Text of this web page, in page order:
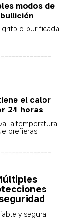
modos de
o purificada
el calor
24 horas
la temperatura
prefieras
y segura